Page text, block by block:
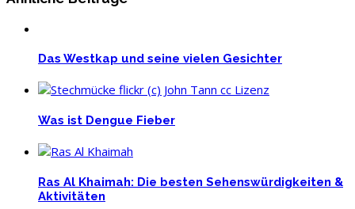
Das Westkap und seine vielen Gesichter
Was ist Dengue Fieber
Ras Al Khaimah: Die besten Sehenswürdigkeiten &
Aktivitäten